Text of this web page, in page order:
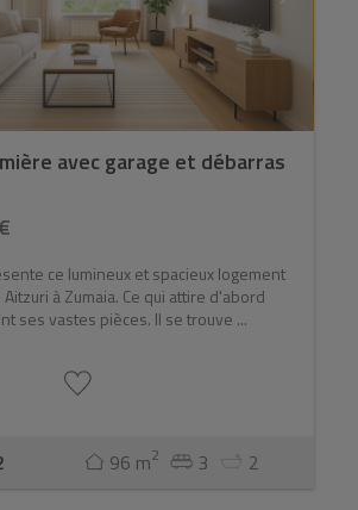
avec garage et débarras
ce lumineux et spacieux logement
à Zumaia. Ce qui attire d'abord
ses vastes pièces. Il se trouve ...
96 m2 3 2